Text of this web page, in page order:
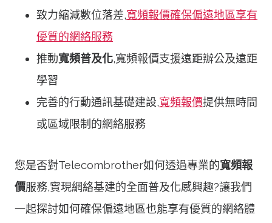
致力縮減數位落差,寬頻報價確保偏遠地區享有
優質的網絡服務
推動寬頻普及化,寬頻報價支援遠距辦公及遠距
學習
完善的行動通訊基礎建設,寬頻報價提供無時間
或區域限制的網絡服務
您是否對Telecombrother如何透過專業的寬頻報
價服務,實現網絡基建的全面普及化感興趣?讓我們
一起探討如何確保偏遠地區也能享有優質的網絡體